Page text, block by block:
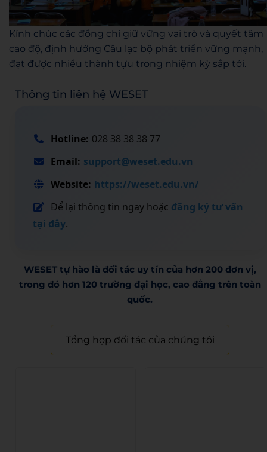
Kính chúc các đồng chí giữ vững vai trò và quyết tâm
cao độ, định hướng Câu lạc bộ phát triển vững mạnh,
đạt được nhiều thành tựu trong nhiệm kỳ sắp tới.
Thông tin liên hệ WESET
Hotline: 028 38 38 38 77
Email: support@weset.edu.vn
Website: https://weset.edu.vn/
Để lại thông tin ngay hoặc đăng ký tư vấn
tại đây.
WESET tự hào là đối tác uy tín của hơn 200 đơn vị,
trong đó hơn 120 trường đại học, cao đẳng trên toàn
quốc.​
Tổng hợp đối tác của chúng tôi